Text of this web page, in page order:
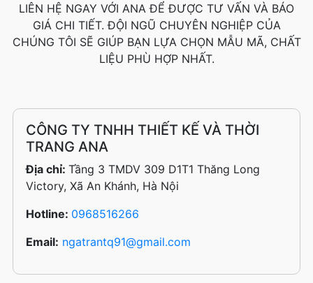
LIÊN HỆ NGAY VỚI ANA ĐỂ ĐƯỢC TƯ VẤN VÀ BÁO
GIÁ CHI TIẾT. ĐỘI NGŨ CHUYÊN NGHIỆP CỦA
CHÚNG TÔI SẼ GIÚP BẠN LỰA CHỌN MẪU MÃ, CHẤT
LIỆU PHÙ HỢP NHẤT.
CÔNG TY TNHH THIẾT KẾ VÀ THỜI
TRANG ANA
Địa chỉ: Tầng 3 TMDV 309 D1T1 Thăng Long
Victory, Xã An Khánh, Hà Nội
Hotline: 0968516266
Email: ngatrantq91@gmail.com